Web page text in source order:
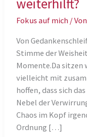
Fokus auf mich /
Von
Stimme der
Momente.Da sitzen
vielleicht mit
hoffen, dass sich
Nebel der
Chaos im Kopf
Ordnung […]